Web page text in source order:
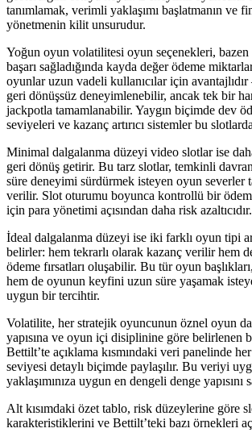
tanımlamak, verimli yaklaşımı başlatmanın ve
yönetmenin kilit unsurudur.
Yoğun oyun volatilitesi oyun seçenekleri, bazen
başarı sağladığında kayda değer ödeme
oyunlar uzun vadeli kullanıcılar için
geri dönüşsüz deneyimlenebilir, ancak tek bir
jackpotla tamamlanabilir. Yaygın biçimde dev
seviyeleri ve kazanç artırıcı sistemler bu
Minimal dalgalanma düzeyi video slotlar ise
geri dönüş getirir. Bu tarz slotlar, temkinli
süre deneyimi sürdürmek isteyen oyun severler
verilir. Slot oturumu boyunca kontrollü bir
için para yönetimi açısından daha risk azaltıcıdır.
İdeal dalgalanma düzeyi ise iki farklı oyun tipi
belirler: hem tekrarlı olarak kazanç verilir hem
ödeme fırsatları oluşabilir. Bu tür oyun
hem de oyunun keyfini uzun süre yaşamak
uygun bir tercihtir.
Volatilite, her stratejik oyuncunun öznel oyun
yapısına ve oyun içi disiplini­ne göre belirlenen
Bettilt’te açıklama kısmındaki veri panelinde
seviyesi detaylı biçimde paylaşılır. Bu veriyi
yaklaşımınıza uygun en dengeli denge
Alt kısımdaki özet tablo, risk düzeylerine göre
karakteristiklerini ve Bettilt’teki bazı örnekleri